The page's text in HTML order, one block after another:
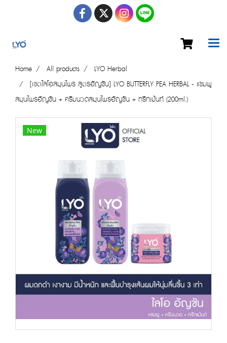
Home All products
LYO Herbal
[เซตไลโอสมุนไพร สูตรอัญชัน] LYO BUTTERFLY PEA HERBAL - แชมพู
สมุนไพรอัญชัน + ครีมนวดสมุนไพรอัญชัน + ทรีทเม้นท์ (200ml.)
New